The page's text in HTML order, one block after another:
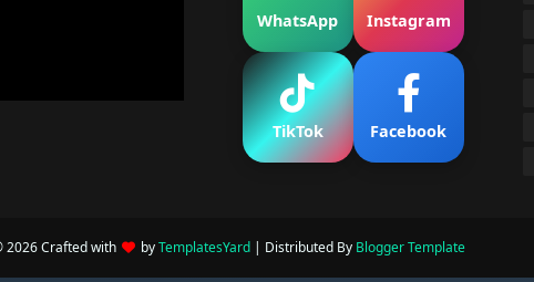
WhatsApp Instagram
TikTok Facebook
2026 Crafted with byTemplatesYard | Distributed By Blogger Template